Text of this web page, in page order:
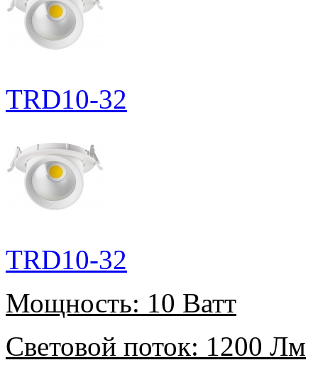
TRD10-32
TRD10-32
Мощность: 10 Ватт
Световой поток: 1200 Лм